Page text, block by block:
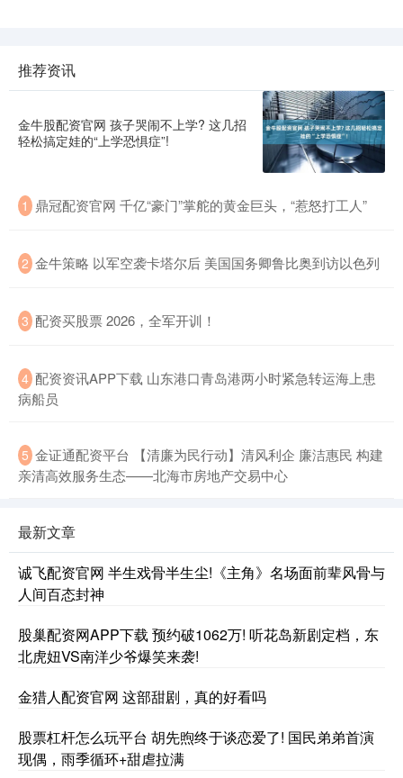
推荐资讯
金牛股配资官网 孩子哭闹不上学? 这几招
轻松搞定娃的“上学恐惧症”!
1 鼎冠配资官网 千亿“豪门”掌舵的黄金巨头，“惹怒打工人”
2 金牛策略 以军空袭卡塔尔后 美国国务卿鲁比奥到访以色列
3 配资买股票 2026，全军开训！
4 配资资讯APP下载 山东港口青岛港两小时紧急转运海上患
病船员
5 金证通配资平台 【清廉为民行动】清风利企 廉洁惠民 构建
亲清高效服务生态——北海市房地产交易中心
最新文章
诚飞配资官网 半生戏骨半生尘!《主角》名场面前辈风骨与
人间百态封神
股巢配资网APP下载 预约破1062万! 听花岛新剧定档，东
北虎妞VS南洋少爷爆笑来袭!
金猎人配资官网 这部甜剧，真的好看吗
股票杠杆怎么玩平台 胡先煦终于谈恋爱了! 国民弟弟首演
现偶，雨季循环+甜虐拉满